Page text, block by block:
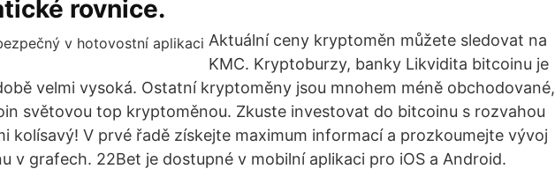
rovnice.
Aktuální ceny kryptoměn můžete sledovat na
KMC. Kryptoburzy, banky Likvidita bitcoinu je
velmi vysoká. Ostatní kryptoměny jsou mnohem méně obchodované,
světovou top kryptoměnou. Zkuste investovat do bitcoinu s rozvahou
kolísavý! V prvé řadě získejte maximum informací a prozkoumejte vývoj
v grafech. 22Bet je dostupné v mobilní aplikaci pro iOS a Android.